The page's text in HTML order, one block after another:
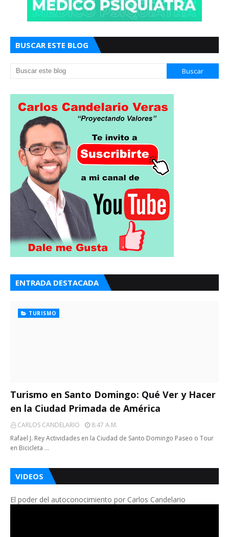
BUSCAR ESTE BLOG
ENTRADA DESTACADA
TURISMO
Turismo en Santo Domingo: Qué Ver y Hacer
en la Ciudad Primada de América
CARLOS CANDELARIO
8:47 A.m.
Rafael J. Rey Actividades en la Ciudad de Santo Domingo Paseo o Tour
en Bicicleta …
VIDEOS
El poder del autoconocimiento por Carlos Candelario